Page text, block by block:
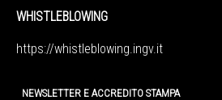
WHISTLEBLOWING
https://whistleblowing.ingv. it
NEWSLETTER E ACCREDITO STAMPA